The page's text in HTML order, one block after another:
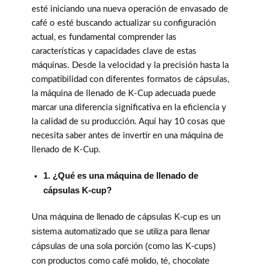
esté iniciando una nueva operación de envasado de
café o esté buscando actualizar su configuración
actual, es fundamental comprender las
características y capacidades clave de estas
máquinas. Desde la velocidad y la precisión hasta la
compatibilidad con diferentes formatos de cápsulas,
la máquina de llenado de K-Cup adecuada puede
marcar una diferencia significativa en la eficiencia y
la calidad de su producción. Aquí hay 10 cosas que
necesita saber antes de invertir en una máquina de
llenado de K-Cup.
1. ¿Qué es una máquina de llenado de
cápsulas K-cup?
Una máquina de llenado de cápsulas K-cup es un
sistema automatizado que se utiliza para llenar
cápsulas de una sola porción (como las K-cups)
con productos como café molido, té, chocolate